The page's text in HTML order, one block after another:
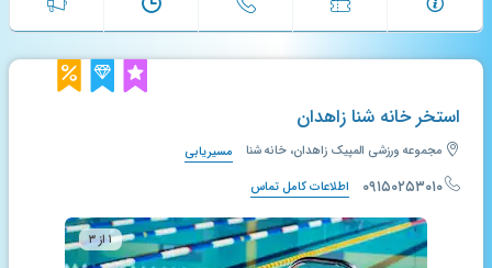
استخر خانه شنا زاهدان
مجموعه ورزشی المپیک زاهدان، خانه شنا مسیریابی
۰۹۱۵۰۲۵۳۰۱۰ اطلاعات کامل تماس
۱ از ۳